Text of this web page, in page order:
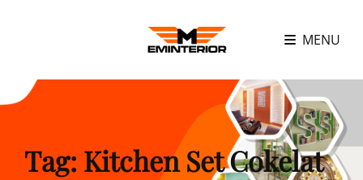
MENU
Tag: Kitchen Set Cokelat